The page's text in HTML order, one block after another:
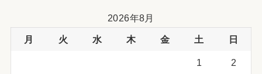
2026年8月
月 火 水 木 金 土 日
1 2